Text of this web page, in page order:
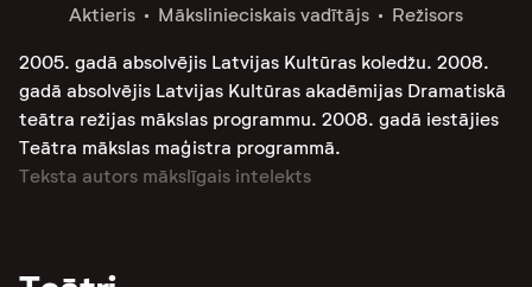
Aktieris Mākslinieciskais vadītājs Režisors
2005. gadā absolvējis Latvijas Kultūras koledžu. 2008.
gadā absolvējis Latvijas Kultūras akadēmijas Dramatiskā
teātra režijas mākslas programmu. 2008. gadā iestājies
Teātra mākslas maģistra programmā.
Teksta autors mākslīgais intelekts